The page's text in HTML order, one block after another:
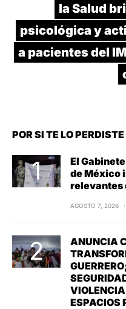
la Salud
psicológica y
a pacientes del
POR SI TE LO PERDISTE
El
de México
relevantes
AGOSTO 7, 2026
ANUNCIA
ESPACIOS